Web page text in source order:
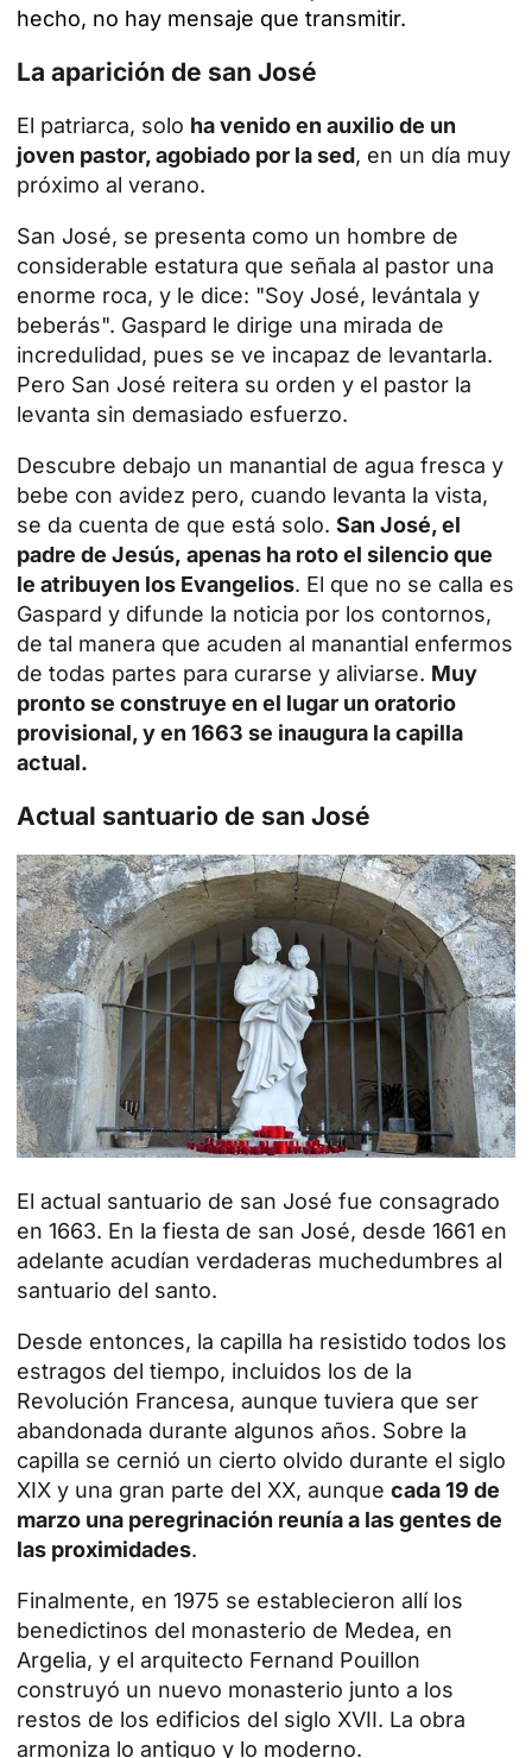
hecho, no hay mensaje que transmitir.
La aparición de san José
El patriarca, solo ha venido en auxilio de un
joven pastor, agobiado por la sed, en un día muy
próximo al verano.
San José, se presenta como un hombre de
considerable estatura que señala al pastor una
enorme roca, y le dice: "Soy José, levántala y
beberás". Gaspard le dirige una mirada de
incredulidad, pues se ve incapaz de levantarla.
Pero San José reitera su orden y el pastor la
levanta sin demasiado esfuerzo.
Descubre debajo un manantial de agua fresca y
bebe con avidez pero, cuando levanta la vista,
se da cuenta de que está solo. San José, el
padre de Jesús, apenas ha roto el silencio que
le atribuyen los Evangelios. El que no se calla es
Gaspard y difunde la noticia por los contornos,
de tal manera que acuden al manantial enfermos
de todas partes para curarse y aliviarse. Muy
pronto se construye en el lugar un oratorio
provisional, y en 1663 se inaugura la capilla
actual.
Actual santuario de san José
El actual santuario de san José fue consagrado
en 1663. En la fiesta de san José, desde 1661 en
adelante acudían verdaderas muchedumbres al
santuario del santo.
Desde entonces, la capilla ha resistido todos los
estragos del tiempo, incluidos los de la
Revolución Francesa, aunque tuviera que ser
abandonada durante algunos años. Sobre la
capilla se cernió un cierto olvido durante el siglo
XIX y una gran parte del XX, aunque cada 19 de
marzo una peregrinación reunía a las gentes de
las proximidades.
Finalmente, en 1975 se establecieron allí los
benedictinos del monasterio de Medea, en
Argelia, y el arquitecto Fernand Pouillon
construyó un nuevo monasterio junto a los
restos de los edificios del siglo XVII. La obra
armoniza lo antiguo y lo moderno.